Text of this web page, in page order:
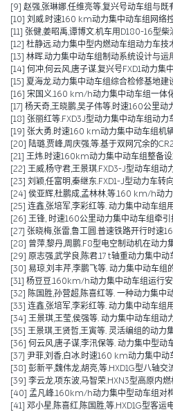
[9] 赵强,张琳娜,任维亮等.复兴号动车组与
[10] 刘威.时速160 km动力集中动车组网络
[11] 张健,姜昭禹,谭博文.机车用D180-16型
[12] 杜静远.动力集中型内燃动车组动力车
[13] 林晖.动力集中动车组制动系统设计与
[14] 何冲,何云风,唐子谋.复兴号FXD1动力
[15] 夏海龙.动力集中动车组综合检修基地
[16] 宋国义.160 km/h动力集中动车组一
[17] 杨天奇,王晓鹏,吴子伟等.时速160公里
[18] 张丽红等.FXD3J型动力集中动车组动
[19] 张大勇.时速160 km动力集中动车组
[20] 陆璐,贾峰,周庆强,等.基于双网冗余的
[21] 王炜.时速160km动力集中动车组整备
[22] 王威,杨守君,王景琪.FXD3-J型动车组
[23] 刘颖,任富明,秦继东.FXD1-J型动力车
[24] 侯亚辉,杜鹏成,孟林林,等.160 km/h动
[25] 连鑫,张培军,李彩红等. 动力集中动车
[26] 王锋, 时速160公里动力集中动车组牵
[27] 张晓梅,张雷,鲁工圆.普速铁路开行时
[28] 曾萍,黎丹,周鹏.F8型电空制动机在动
[29] 原志强,武学良,陈君.17 t轴重动力集中
[30] 易琼,刘丰芹,李鹏飞等. 动力集中动车
[31] 杨豆豆.160km/h动力集中动车组运行
[32] 陈国胜,孙营超,陈喜红等. 一种动力集
[33] 连鑫,张培军,李彩红等. 动力集中动车
[34] 王景琪,王莹,侯强等. 动力集中动车组动
[35] 王景琪,王贤哲,王寅等. 灵活编组的动力
[36] 何云风,唐子谋,李汛保等. 动力集中型动
[37] 尹菲,刘香,白冰.时速160 km动力集中
[38] 彭新平,魏伟龙,胡亮,等.HXD1G型八轴
[39] 李云龙,项东波,马智荣.HXN3型高原内
[40] 孟凡峰.160km/h动力集中型动车组对
[41] 邓小星,陈喜红,陈国胜,等.HXD1G型客